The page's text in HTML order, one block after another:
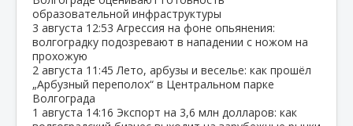
образовательной инфраструктуры
3 августа 12:53 Агрессия на фоне опьянения:
волгоградку подозревают в нападении с ножом на
прохожую
2 августа 11:45 Лето, арбузы и веселье: как прошёл
„Арбузный переполох“ в Центральном парке
Волгограда
1 августа 14:16 Экспорт на 3,6 млн долларов: как